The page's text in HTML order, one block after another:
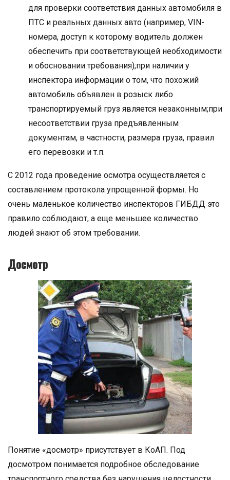
для проверки соответствия данных автомобиля в
ПТС и реальных данных авто (например, VIN-
номера, доступ к которому водитель должен
обеспечить при соответствующей необходимости
и обосновании требования);при наличии у
инспектора информации о том, что похожий
автомобиль объявлен в розыск либо
транспортируемый груз является незаконным;при
несоответствии груза предъявленным
документам, в частности, размера груза, правил
его перевозки и т.п.
С 2012 года проведение осмотра осуществляется с
составлением протокола упрощенной формы. Но
очень маленькое количество инспекторов ГИБДД это
правило соблюдают, а еще меньшее количество
людей знают об этом требовании.
Досмотр
Понятие «досмотр» присутствует в КоАП. Под
досмотром понимается подробное обследование